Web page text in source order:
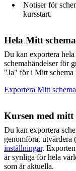
Notiser för
kursstart.
Hela Mitt schema
Du kan exportera hela
schemahändelser för
"Ja" för i Mitt schema
Exportera Mitt schema
Kursen med
Du kan exportera
genomföra, utvärdera
inställningar.
är synliga för hela
som är aktuella.